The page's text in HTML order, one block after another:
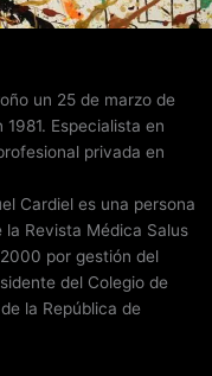
un 25 de marzo de
Especialista en
privada en
Cardiel es una persona
Revista Médica Salus
por gestión del
del Colegio de
la República de